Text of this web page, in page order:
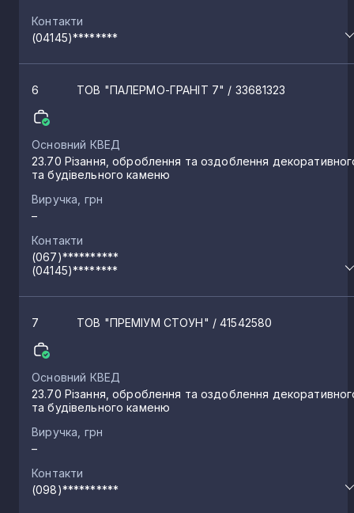
Контакти
(04145)********
6 ТОВ "ПАЛЕРМО-ГРАНІТ 7" / 33681323
Основний КВЕД
23.70 Різання, оброблення та оздоблення
та будівельного каменю
Виручка, грн
–
Контакти
(067)**********
(04145)********
7 ТОВ "ПРЕМІУМ СТОУН" / 41542580
Основний КВЕД
23.70 Різання, оброблення та оздоблення
та будівельного каменю
Виручка, грн
–
Контакти
(098)**********